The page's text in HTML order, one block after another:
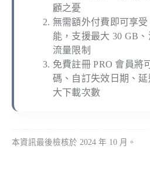
顧之憂
無需額外付費即可享受
能，支援最大 30 GB
流量限制
免費註冊 PRO 會員將
碼、自訂失效日期、
大下載次數
本資訊最後檢核於 2024 年 10 月。